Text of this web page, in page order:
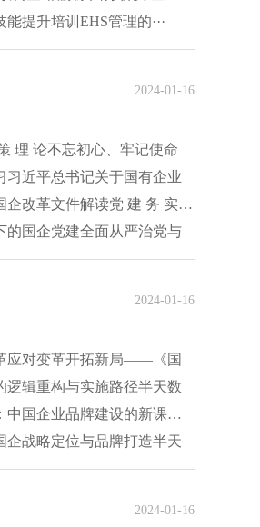
提升培训EHS管理的···
2024-01-16
理 论不忘初心、牢记使命
近平总书记关于国有企业
改革文件解读党 建 务 实国
的国企党建全面从严治党与
2024-01-16
应对变革开拓新局——《国
逻辑重构与实施路径半天数
国企业品牌建设的新课题
企战略定位与品牌打造半天
2024-01-16